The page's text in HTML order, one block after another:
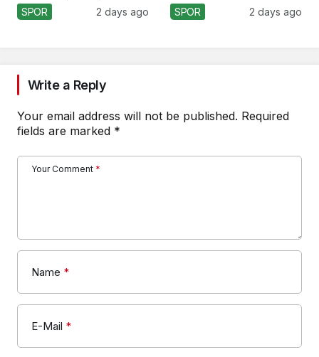
Kaybetti!
SPOR 2 days ago
Formasını Tanıttı
SPOR 2 days ago
Write a Reply
Your email address will not be published. Required
fields are marked *
Your Comment *
Name *
E-Mail *